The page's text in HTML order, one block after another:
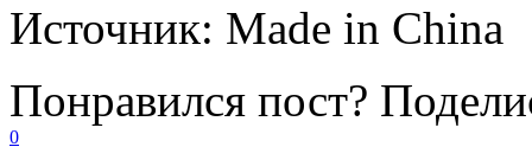
Источник: Made in China
Понравился пост?
0